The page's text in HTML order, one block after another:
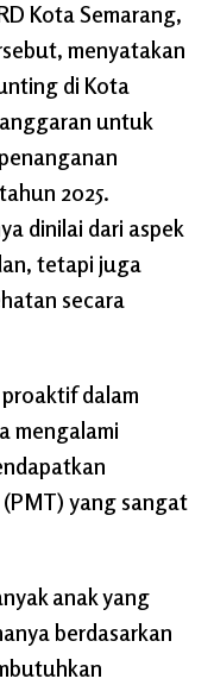
Kota Semarang,
menyatakan
di Kota
untuk
2025.
dinilai dari aspek
tetapi juga
secara
dalam
mengalami
yang sangat
anak yang
berdasarkan